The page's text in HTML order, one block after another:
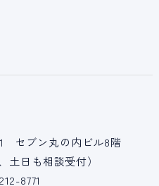
セブン丸の内ビル8階
日も相談受付）
8771